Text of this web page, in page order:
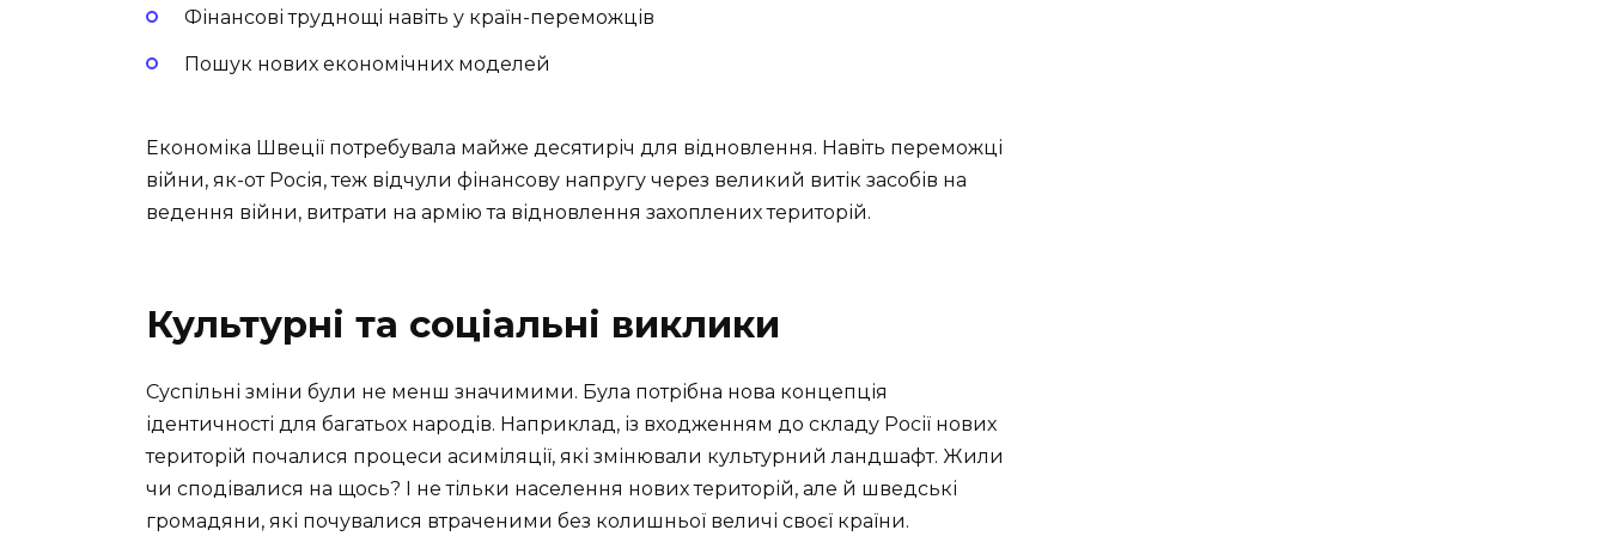
Фінансові труднощі навіть у країн-переможців
Пошук нових економічних моделей
Економіка Швеції потребувала майже десятиріч для відновлення. Навіть переможці
війни, як-от Росія, теж відчули фінансову напругу через великий витік засобів на
ведення війни, витрати на армію та відновлення захоплених територій.
Культурні та соціальні виклики
Суспільні зміни були не менш значимими. Була потрібна нова концепція
ідентичності для багатьох народів. Наприклад, із входженням до складу Росії нових
територій почалися процеси асиміляції, які змінювали культурний ландшафт. Жили
чи сподівалися на щось? І не тільки населення нових територій, але й шведські
громадяни, які почувалися втраченими без колишньої величі своєї країни.